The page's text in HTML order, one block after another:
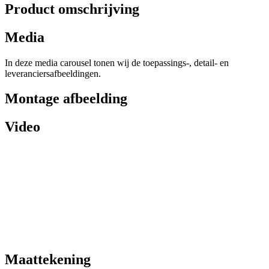
Product omschrijving
Media
In deze media carousel tonen wij de toepassings-, detail- en
leveranciersafbeeldingen.
Montage afbeelding
Video
Maattekening